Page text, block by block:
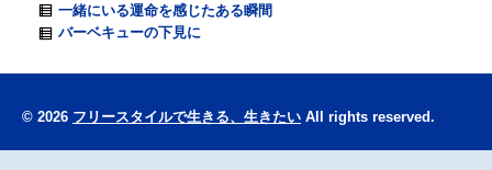
一緒にいる運命を感じたある瞬間
バーベキューの下見に
© 2026 フリースタイルで生きる、生きたい All rights reserved.